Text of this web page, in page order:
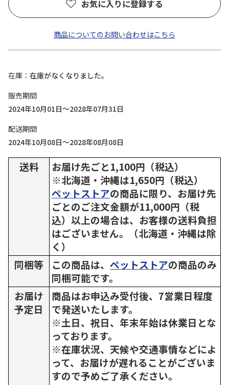
お気に入りに登録する
商品についてのお問い合わせはこちら
在庫
在庫がなくなりました。
販売期間
2024年10月01日～2028年07月31日
配送期間
2024年10月08日～2028年08月08日
送料
お届け先ごと1,100円（税込）
※北海道・沖縄は1,650円（税込）
ペットストアの商品に限り、お届け先
ごとのご注文金額が11,000円（税
込）以上の場合は、お客様の送料負担
はございません。（北海道・沖縄は除
く）
同梱等
この商品は、 ペットストアの商品のみ
同梱可能です。
お届け
予定日
商品はお申込み受付後、7営業日程度
で発送いたします。
※土日、祝日、年末年始は休業日とな
っております。
※在庫状況、天候や交通事情などによ
って、お届けが遅れることがございま
すので予めご了承ください。